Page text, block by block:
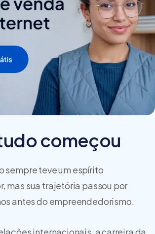
começou
sempre teve um espírito
mas sua trajetória passou por
antes do empreendedorismo.
internacionais, a carreira da